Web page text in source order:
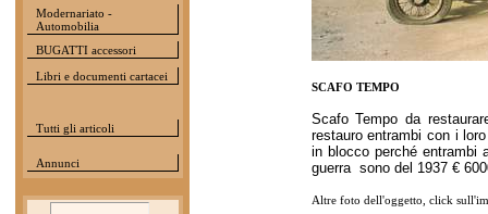
Modernariato -
Automobilia
BUGATTI accessori
Libri e documenti cartacei
Tutti gli articoli
Annunci
SCAFO TEMPO
Scafo Tempo da
restauro entrambi con i
in blocco perché entrambi
guerra sono del 1937 €
Altre foto dell'oggetto, click